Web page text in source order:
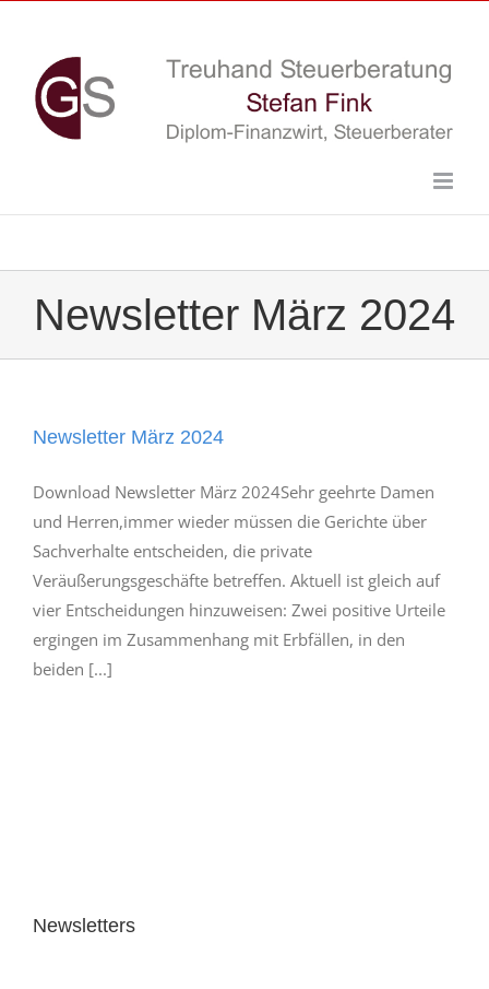
content
Newsletter März 2024
Newsletter März 2024
Download Newsletter März 2024Sehr geehrte Damen
und Herren,immer wieder müssen die Gerichte über
Sachverhalte entscheiden, die private
Veräußerungsgeschäfte betreffen. Aktuell ist gleich auf
vier Entscheidungen hinzuweisen: Zwei positive Urteile
ergingen im Zusammenhang mit Erbfällen, in den
beiden [...]
Newsletters